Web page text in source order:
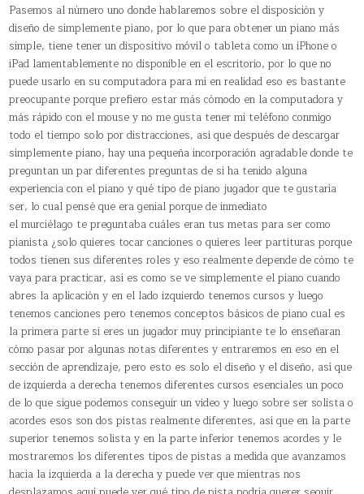
Pasemos al número uno donde hablaremos sobre el disposición y
diseño de simplemente piano, por lo que para obtener un piano más
simple, tiene tener un dispositivo móvil o tableta como un iPhone o
iPad lamentablemente no disponible en el escritorio, por lo que no
puede usarlo en su computadora para mí en realidad eso es bastante
preocupante porque prefiero estar más cómodo en la computadora y
más rápido con el mouse y no me gusta tener mi teléfono conmigo
todo el tiempo solo por distracciones, así que después de descargar
simplemente piano, hay una pequeña incorporación agradable donde te
preguntan un par diferentes preguntas de si ha tenido alguna
experiencia con el piano y qué tipo de piano jugador que te gustaría
ser, lo cual pensé que era genial porque de inmediato
el murciélago te preguntaba cuáles eran tus metas para ser como
pianista ¿solo quieres tocar canciones o quieres leer partituras porque
todos tienen sus diferentes roles y eso realmente depende de cómo te
vaya para practicar, así es como se ve simplemente el piano cuando
abres la aplicación y en el lado izquierdo tenemos cursos y luego
tenemos canciones pero tenemos conceptos básicos de piano cual es
la primera parte si eres un jugador muy principiante te lo enseñaran
cómo pasar por algunas notas diferentes y entraremos en eso en el
sección de aprendizaje, pero esto es solo el diseño y el diseño, así que
de izquierda a derecha tenemos diferentes cursos esenciales un poco
de lo que sigue podemos conseguir un video y luego sobre ser solista o
acordes esos son dos pistas realmente diferentes, así que en la parte
superior tenemos solista y en la parte inferior tenemos acordes y le
mostraremos los diferentes tipos de pistas a medida que avanzamos
hacia la izquierda a la derecha y puede ver que mientras nos